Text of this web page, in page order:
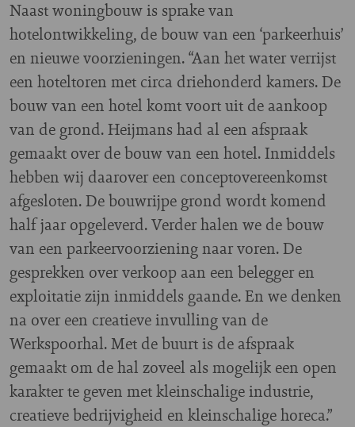
Naast woningbouw is sprake van
hotelontwikkeling, de bouw van een ‘parkeerhuis’
en nieuwe voorzieningen. “Aan het water verrijst
een hoteltoren met circa driehonderd kamers. De
bouw van een hotel komt voort uit de aankoop
van de grond. Heijmans had al een afspraak
gemaakt over de bouw van een hotel. Inmiddels
hebben wij daarover een conceptovereenkomst
afgesloten. De bouwrijpe grond wordt komend
half jaar opgeleverd. Verder halen we de bouw
van een parkeervoorziening naar voren. De
gesprekken over verkoop aan een belegger en
exploitatie zijn inmiddels gaande. En we denken
na over een creatieve invulling van de
Werkspoorhal. Met de buurt is de afspraak
gemaakt om de hal zoveel als mogelijk een open
karakter te geven met kleinschalige industrie,
creatieve bedrijvigheid en kleinschalige horeca.”